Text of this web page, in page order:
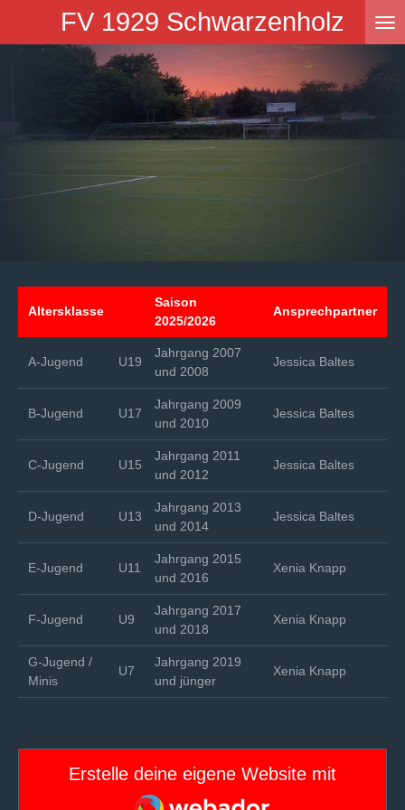
FV 1929 Schwarzenholz
Altersklasse
Saison
2025/2026
Ansprechpartner
A-Jugend U19
Jahrgang 2007
und 2008
Jessica Baltes
B-Jugend U17
Jahrgang 2009
und 2010
Jessica Baltes
C-Jugend U15
Jahrgang 2011
und 2012
Jessica Baltes
D-Jugend U13
Jahrgang 2013
und 2014
Jessica Baltes
E-Jugend U11
Jahrgang 2015
und 2016
Xenia Knapp
F-Jugend U9
Jahrgang 2017
und 2018
Xenia Knapp
G-Jugend /
Minis
U7
Jahrgang 2019
und jünger
Xenia Knapp
Erstelle deine eigene Website mit
Webador